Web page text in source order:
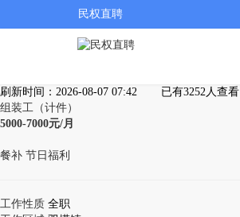
民权直聘
刷新时间：2026-08-07 07:42 已有3252人查看
组装工（计件）
5000-7000元/月
餐补 节日福利
工作性质 全职